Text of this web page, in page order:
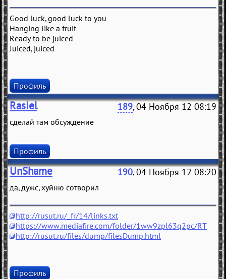
Good luck, good luck to you
Hanging like a fruit
Ready to be juiced
Juiced, juiced
Профиль
Rasiel 189, 04 Ноября 12 08:19
сделай там обсуждение
Профиль
UnShame 190, 04 Ноября 12 08:20
да, дужс, хуйню сотворил
http://rusut.ru/_fr/14/links.txt
https://www.mediafire.com/folder/1ww9zpl63q2pc/RT
http://rusut.ru/files/dump/filesDump.html
Профиль